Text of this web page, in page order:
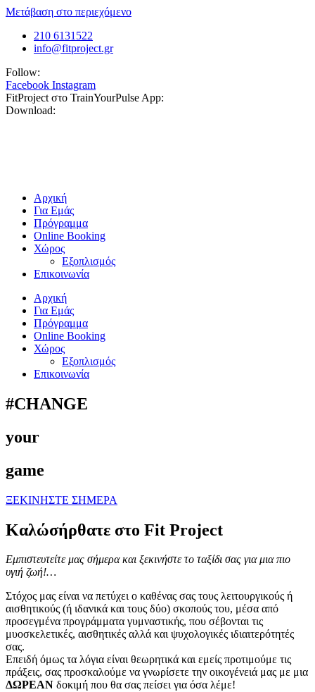
Μετάβαση στο περιεχόμενο
210 6131522
info@fitproject.gr
Follow:
Facebook Instagram
FitProject στο TrainYourPulse App:
Download:
Αρχική
Για Εμάς
Πρόγραμμα
Online Booking
Χώρος
Εξοπλισμός
Επικοινωνία
Αρχική
Για Εμάς
Πρόγραμμα
Online Booking
Χώρος
Εξοπλισμός
Επικοινωνία
#CHANGE
your
game
ΞΕΚΙΝΗΣΤΕ ΣΗΜΕΡΑ
Καλώσήρθατε στο Fit Project
Εμπιστευτείτε μας σήμερα και ξεκινήστε το ταξίδι σας για μια πιο
υγιή ζωή!…
Στόχος μας είναι να πετύχει ο καθένας σας τους λειτουργικούς ή
αισθητικούς (ή ιδανικά και τους δύο) σκοπούς του, μέσα από
προσεγμένα προγράμματα γυμναστικής, που σέβονται τις
μυοσκελετικές, αισθητικές αλλά και ψυχολογικές ιδιαιτερότητές
σας.
Επειδή όμως τα λόγια είναι θεωρητικά και εμείς προτιμούμε τις
πράξεις, σας προσκαλούμε να γνωρίσετε την οικογένειά μας με μια
ΔΩΡΕΑΝ δοκιμή που θα σας πείσει για όσα λέμε!